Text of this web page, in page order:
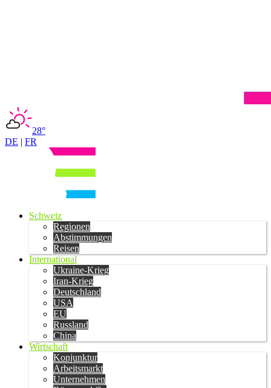
28°
DE | FR
Schweiz
Regionen
Abstimmungen
Reisen
International
Ukraine-Krieg
Iran-Krieg
Deutschland
USA
EU
Russland
China
Wirtschaft
Konjunktur
Arbeitsmarkt
Unternehmen